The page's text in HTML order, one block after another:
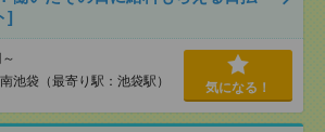
]
池袋（最寄り駅：池袋駅） 気になる！